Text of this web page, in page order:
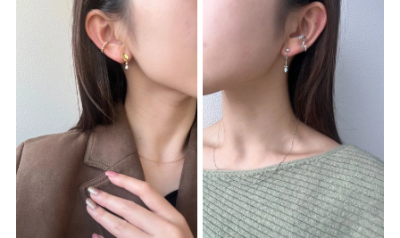
コレクション
レディース
リングサイズ
メンズ
リングサイズ
～